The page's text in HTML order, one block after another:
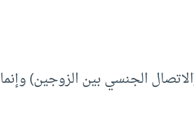
الجنسي بين الزوجين) وإنما